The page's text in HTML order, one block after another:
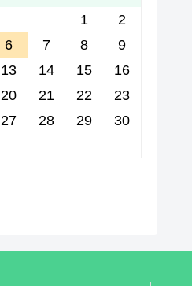
1
2
6 7 8
9
13 14 15
16
20 21 22
23
27 28 29
30